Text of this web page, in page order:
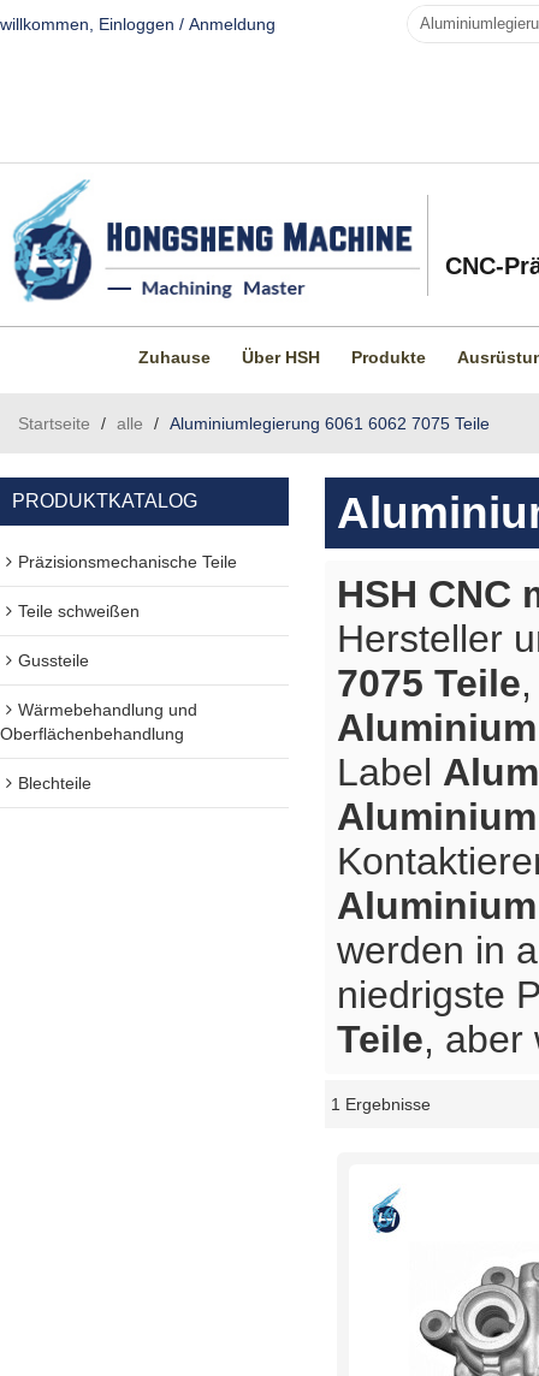
willkommen, Einloggen / Anmeldung
CNC-
Zuhause Über HSH Produkte
Startseite / alle / Aluminiumlegierung 6061 6062 7075 Teile
PRODUKTKATALOG
Präzisionsmechanische Teile
Teile schweißen
Gussteile
Wärmebehandlung und
Oberflächenbehandlung
Blechteile
HSH CNC
Hersteller
7075 Teile
Label
werden in
niedrigste
Teile, aber
1 Ergebnisse